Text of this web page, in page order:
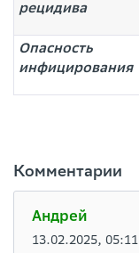
рецидива
Опасность
инфицирования
Комментарии
Андрей
13.02.2025, 05:11